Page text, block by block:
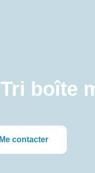
Tri boîte
Me contacter